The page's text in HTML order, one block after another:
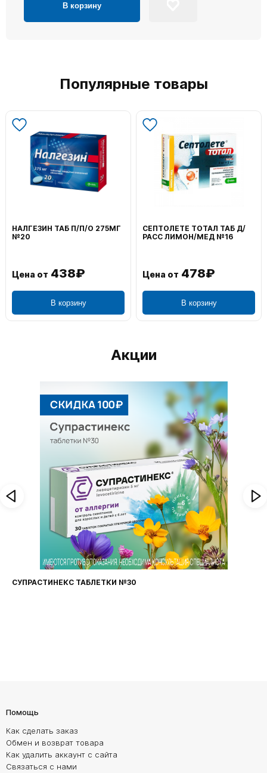
В корзину
Популярные товары
ВОЛЬТАРЕН ЭМУЛЬГЕЛЬ
НАРУЖ 2% 100Г
Цена от 1 106₽
В корзину
ФЕНИСТИЛ ГЕЛЬ НАРУЖ
0,1% 50Г
Цена от 749₽
В корзину
Акции
ФАРИНГОСЕПТ ТАБЛЕТКИ №20
Помощь
Как сделать заказ
Обмен и возврат товара
Как удалить аккаунт с сайта
Связаться с нами